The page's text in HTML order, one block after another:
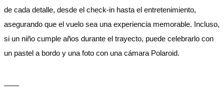
de cada detalle, desde el check-in hasta el entretenimiento,
asegurando que el vuelo sea una experiencia memorable. Incluso,
si un niño cumple años durante el trayecto, puede celebrarlo con
un pastel a bordo y una foto con una cámara Polaroid.
——